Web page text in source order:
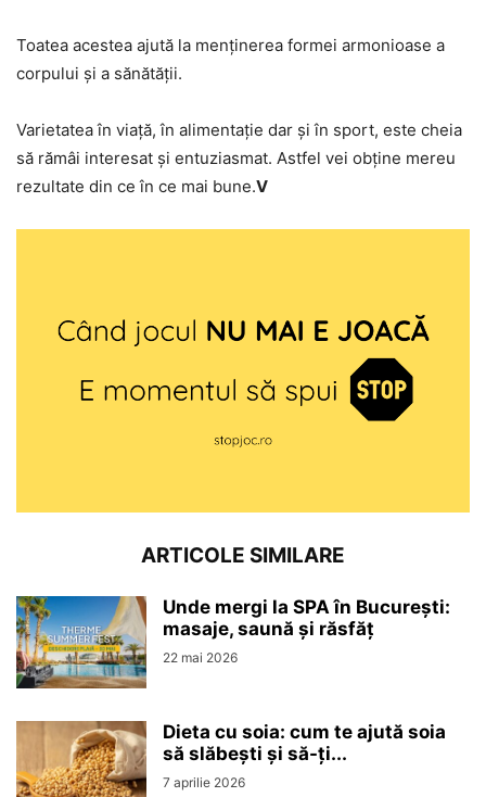
Toatea acestea ajută la menținerea formei armonioase a
corpului și a sănătății.
Varietatea în viață, în alimentație dar și în sport, este cheia
să rămâi interesat și entuziasmat. Astfel vei obține mereu
rezultate din ce în ce mai bune.V
ARTICOLE SIMILARE
Unde mergi la SPA în București:
masaje, saună și răsfăț
22 mai 2026
Dieta cu soia: cum te ajută soia
să slăbești și să-ți...
7 aprilie 2026